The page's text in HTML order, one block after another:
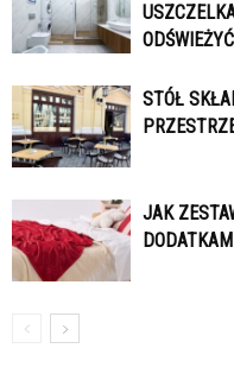
STÓŁ
JAK